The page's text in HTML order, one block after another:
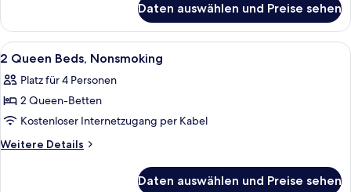
Accessible
anzeigen
King
Bed,
Suite,
Accessible
Daten auswählen und Preise sehen
Alle
Fotos
für
2
Queen
Beds,
Ein Hotelzimmer mit zwei Betten,
9
2 Queen Beds, Nonsmoking
Platz für 4 Personen
2 Queen-Betten
Kostenloser Internetzugang per Kabel
Weitere Details
Weitere
Daten auswählen und Preise sehen